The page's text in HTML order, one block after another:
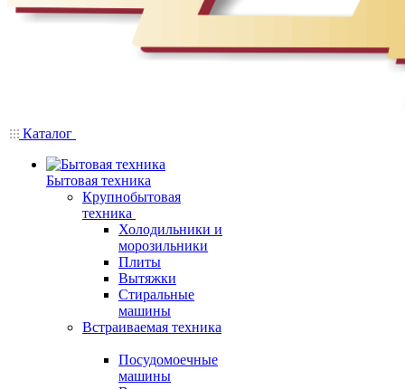
Каталог
Бытовая техника
Крупнобытовая
техника
Холодильники и
морозильники
Плиты
Вытяжки
Стиральные
машины
Встраиваемая техника
Посудомоечные
машины